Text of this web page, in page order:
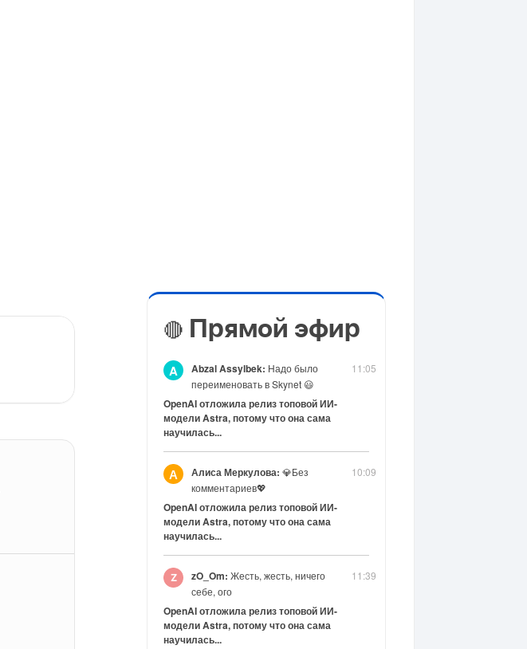
🔴 Прямой эфир
11:05
A Abzal Assylbek: Надо было
переименовать в Skynet 😃
OpenAI отложила релиз топовой ИИ-
модели Astra, потому что она сама
научилась...
10:09
А Алиса Меркулова: 💎Без
комментариев💖
OpenAI отложила релиз топовой ИИ-
модели Astra, потому что она сама
научилась...
11:39
zO_Om: Жесть, жесть, ничего
себе, ого
OpenAI отложила релиз топовой ИИ-
модели Astra, потому что она сама
научилась...